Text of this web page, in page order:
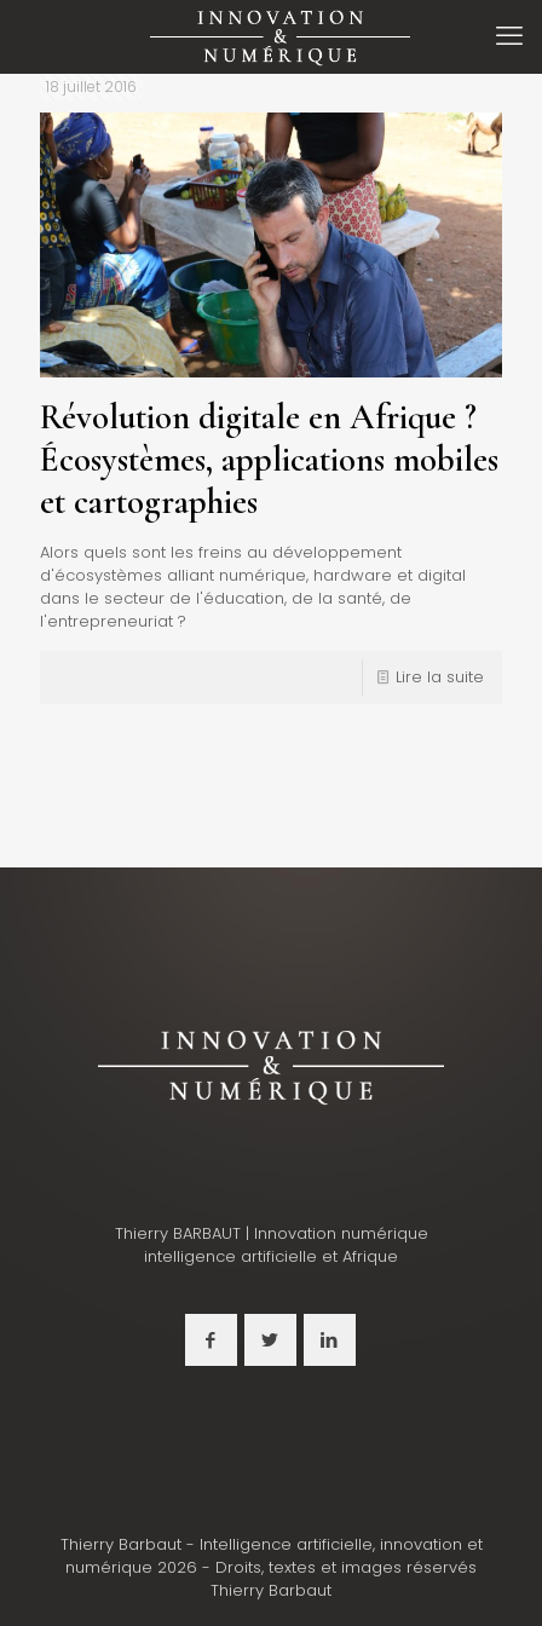
18 juillet 2016
Révolution digitale en Afrique ?
Écosystèmes, applications mobiles
et cartographies
Alors quels sont les freins au développement
d'écosystèmes alliant numérique, hardware et digital
dans le secteur de l'éducation, de la santé, de
l'entrepreneuriat ?
Lire la suite
Thierry BARBAUT | Innovation numérique
intelligence artificielle et Afrique
Thierry Barbaut - Intelligence artificielle, innovation et
numérique 2026 - Droits, textes et images réservés
Thierry Barbaut